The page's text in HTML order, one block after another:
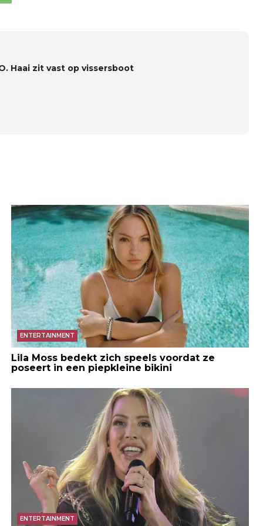
Haai zit vast op vissersboot
ENTERTAINMENT
Lila Moss bedekt zich speels voordat ze
poseert in een piepkleine bikini
ENTERTAINMENT